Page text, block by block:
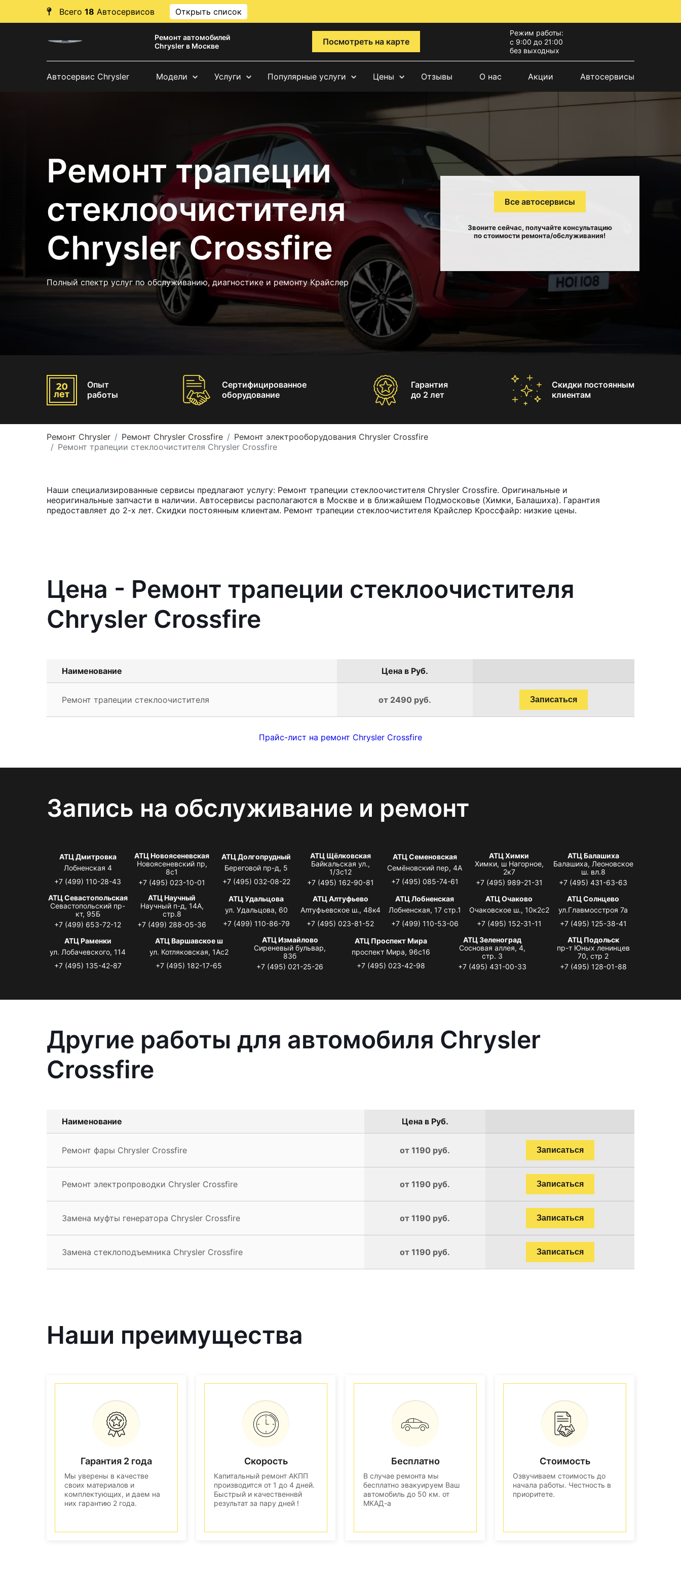
Всего 18 Автосервисов Открыть список
Ремонт автомобилей
Chrysler в Москве
Посмотреть на карте
Режим работы:
с 9:00 до 21:00
без выходных
Автосервис Chrysler Модели Услуги Популярные услуги Цены Отзывы О нас Акции Автосервисы
Ремонт трапеции
стеклоочистителя
Chrysler Crossfire
Полный спектр услуг по обслуживанию, диагностике и ремонту Крайслер
Все автосервисы
Звоните сейчас, получайте консультацию
по стоимости ремонта/обслуживания!
Опыт
работы
Сертифицированное
оборудование
Гарантия
до 2 лет
Скидки постоянным
клиентам
Ремонт Chrysler Ремонт Chrysler Crossfire
Ремонт электрооборудования Chrysler Crossfire
Ремонт трапеции стеклоочистителя Chrysler Crossfire
Наши специализированные сервисы предлагают услугу: Ремонт трапеции стеклоочистителя Chrysler Crossfire. Оригинальные и
неоригинальные запчасти в наличии. Автосервисы располагаются в Москве и в ближайшем Подмосковье (Химки, Балашиха). Гарантия
предоставляет до 2-х лет. Скидки постоянным клиентам. Ремонт трапеции стеклоочистителя Крайслер Кроссфайр: низкие цены.
Цена - Ремонт трапеции стеклоочистителя
Chrysler Crossfire
Наименование Цена в Руб.
Ремонт трапеции стеклоочистителя от 2490 руб. Записаться
Прайс-лист на ремонт Chrysler Crossfire
Запись на обслуживание и ремонт
АТЦ Дмитровка
Лобненская 4
+7 (499) 110-28-43
АТЦ Новоясеневская
Новоясеневский пр,
8с1
+7 (495) 023-10-01
АТЦ Долгопрудный
Береговой пр-д, 5
+7 (495) 032-08-22
АТЦ Щёлковская
Байкальская ул.,
1/3с12
+7 (495) 162-90-81
АТЦ Семеновская
Семёновский пер, 4А
+7 (495) 085-74-61
АТЦ Химки
Химки, ш Нагорное,
2к7
+7 (495) 989-21-31
АТЦ Балашиха
Балашиха, Леоновское
ш. вл.8
+7 (495) 431-63-63
АТЦ Севастопольская
Севастопольский пр-
кт, 95Б
+7 (499) 653-72-12
АТЦ Научный
Научный п-д, 14А,
стр.8
+7 (499) 288-05-36
АТЦ Удальцова
ул. Удальцова, 60
+7 (499) 110-86-79
АТЦ Алтуфьево
Алтуфьевское ш., 48к4
+7 (495) 023-81-52
АТЦ Лобненская
Лобненская, 17 стр.1
+7 (499) 110-53-06
АТЦ Очаково
Очаковское ш., 10к2с2
+7 (495) 152-31-11
АТЦ Солнцево
ул.Главмосстроя 7а
+7 (495) 125-38-41
АТЦ Раменки
ул. Лобачевского, 114
+7 (495) 135-42-87
АТЦ Варшавское ш
ул. Котляковская, 1Ас2
+7 (495) 182-17-65
АТЦ Измайлово
Сиреневый бульвар,
83б
+7 (495) 021-25-26
АТЦ Проспект Мира
проспект Мира, 96с16
+7 (495) 023-42-98
АТЦ Зеленоград
Сосновая аллея, 4,
стр. 3
+7 (495) 431-00-33
АТЦ Подольск
пр-т Юных ленинцев
70, стр 2
+7 (495) 128-01-88
Другие работы для автомобиля Chrysler
Crossfire
Наименование Цена в Руб.
Ремонт фары Chrysler Crossfire от 1190 руб. Записаться
Ремонт электропроводки Chrysler Crossfire от 1190 руб. Записаться
Замена муфты генератора Chrysler Crossfire от 1190 руб. Записаться
Замена стеклоподъемника Chrysler Crossfire от 1190 руб. Записаться
Наши преимущества
Гарантия 2 года
Мы уверены в качестве
своих материалов и
комплектующих, и даем на
них гарантию 2 года.
Скорость
Капитальный ремонт АКПП
производится от 1 до 4 дней.
Быстрый и качественнвй
результат за пару дней !
Бесплатно
В случае ремонта мы
бесплатно эвакуируем Ваш
автомобиль до 50 км. от
МКАД-а
Стоимость
Озвучиваем стоимость до
начала работы. Честность в
приоритете.